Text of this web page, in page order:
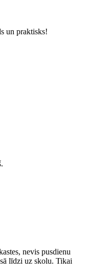
un praktisks!
nevis pusdienu
līdzi uz skolu. Tikai